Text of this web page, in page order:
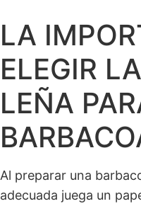
LA
ELEGIR
LEÑA
Al preparar una
adecuada juega un